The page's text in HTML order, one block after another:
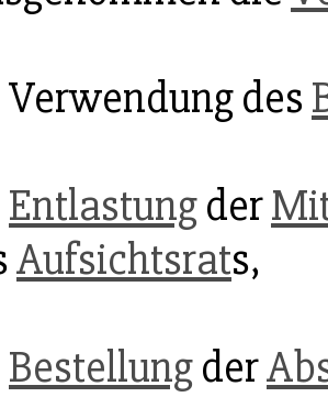
des
Entlastungder
Aufsichtsrats,
Bestellungder